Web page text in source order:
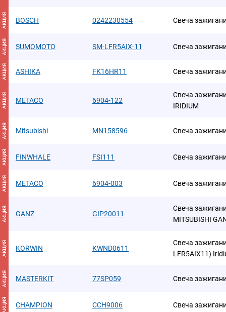
АКЦИЯ BOSCH 0242230554 Свеча
АКЦИЯ SUMOMOTO SM-LFR5AIX-11 Свеча
АКЦИЯ ASHIKA FK16HR11 Свеча
АКЦИЯ METACO 6904-122
Свеча
IRIDIUM
АКЦИЯ Mitsubishi MN158596 Свеча
АКЦИЯ FINWHALE FSI111 Свеча
АКЦИЯ METACO 6904-003 Свеча
АКЦИЯ GANZ GIP20011
Свеча
MITSUBISHI
АКЦИЯ KORWIN KWND0611
Свеча
LFR5AIX11)
АКЦИЯ MASTERKIT 77SP059 Свеча
АКЦИЯ CHAMPION CCH9006 Свеча